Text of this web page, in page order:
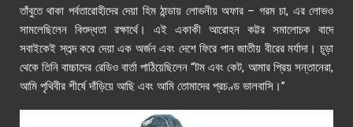
তাঁবুতে থাকা পর্বতারোহীদের দেয়া হিম ঠান্ডায় লোভনীয় অফার – গরম চা, এর লোভও
সামলেছিলেন বিশুদ্ধতা রক্ষার্থে। এই একাকী আরোহন কট্টর সমালোচক বাদে
সবাইকেই স্তব্দ করে দেয়া এক অর্জন এবং দেশে ফিরে পান জাতীয় বীরের মর্যাদা। চূড়া
থেকে তিনি বাচ্চাদের রেডিও বার্তা পাঠিয়েছিলেন “টম এবং কেট, আমার প্রিয় সন্তানেরা,
আমি পৃথিবীর শীর্ষে দাঁড়িয়ে আছি এবং আমি তোমাদের প্রচণ্ড ভালবাসি।”